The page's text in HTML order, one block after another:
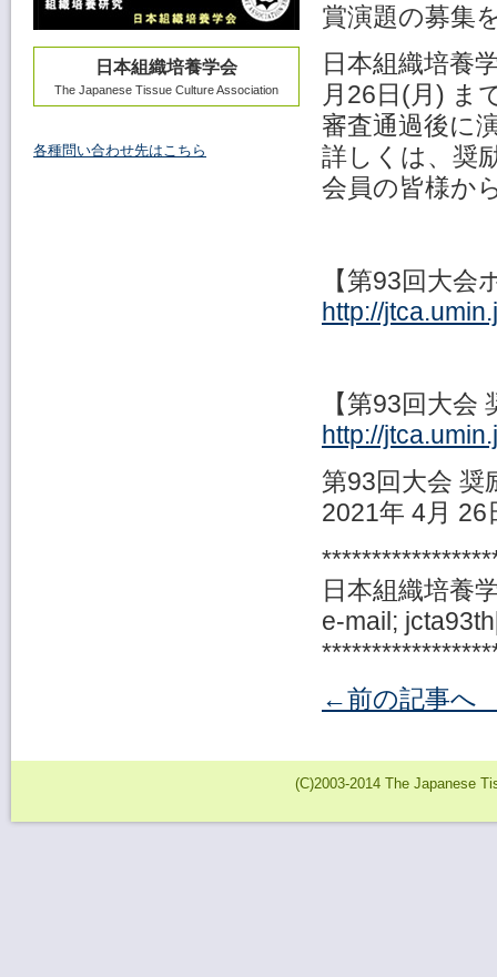
日本組織培養学会
The Japanese Tissue Culture Association
各種問い合わせ先はこちら
賞演題の募集
日本組織培養
月26日(月) ま
審査通過後に
詳しくは、奨
会員の皆様か
【第93回大会
http://
【第93回大会
http://
第93回大会 奨
2021年 4月 26
日本組織培養
e-mail;
←前の記事
(C)2003-2014 The Japanese